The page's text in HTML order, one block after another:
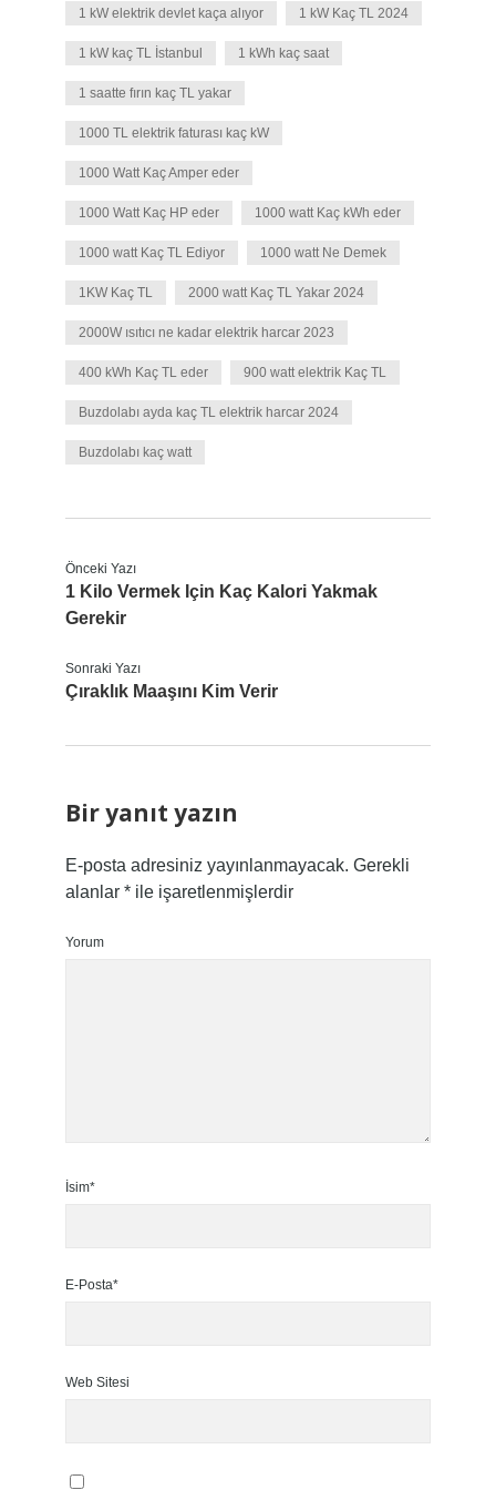
1 kW elektrik devlet kaça alıyor 1 kW Kaç TL 2024
1 kW kaç TL İstanbul 1 kWh kaç saat
1 saatte fırın kaç TL yakar
1000 TL elektrik faturası kaç kW
1000 Watt Kaç Amper eder
1000 Watt Kaç HP eder 1000 watt Kaç kWh eder
1000 watt Kaç TL Ediyor 1000 watt Ne Demek
1KW Kaç TL 2000 watt Kaç TL Yakar 2024
2000W ısıtıcı ne kadar elektrik harcar 2023
400 kWh Kaç TL eder 900 watt elektrik Kaç TL
Buzdolabı ayda kaç TL elektrik harcar 2024
Buzdolabı kaç watt
Önceki Yazı
1 Kilo Vermek Için Kaç Kalori Yakmak
Gerekir
Sonraki Yazı
Çıraklık Maaşını Kim Verir
Bir yanıt yazın
E-posta adresiniz yayınlanmayacak. Gerekli
alanlar *ile işaretlenmişlerdir
Yorum
İsim*
E-Posta*
Web Sitesi